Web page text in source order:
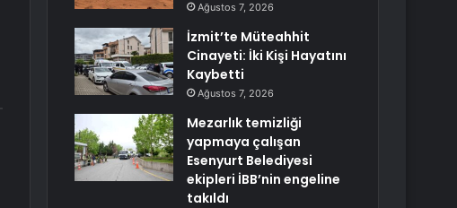
Ağustos 7, 2026
İzmit’te Müteahhit
Cinayeti: İki Kişi Hayatını
Kaybetti
Ağustos 7, 2026
Mezarlık temizliği
yapmaya çalışan
Esenyurt Belediyesi
ekipleri İBB’nin engeline
takıldı